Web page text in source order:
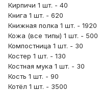
Кирпичи 1 шт. - 40
Книга 1 шт. - 620
Книжная полка 1 шт. - 1920
Кожа (все типы) 1 шт. - 500
Компостница 1 шт. - 30
Костер 1 шт. - 130
Костная мука 1 шт. - 30
Кость 1 шт. - 90
Котёл 1 шт. - 3500